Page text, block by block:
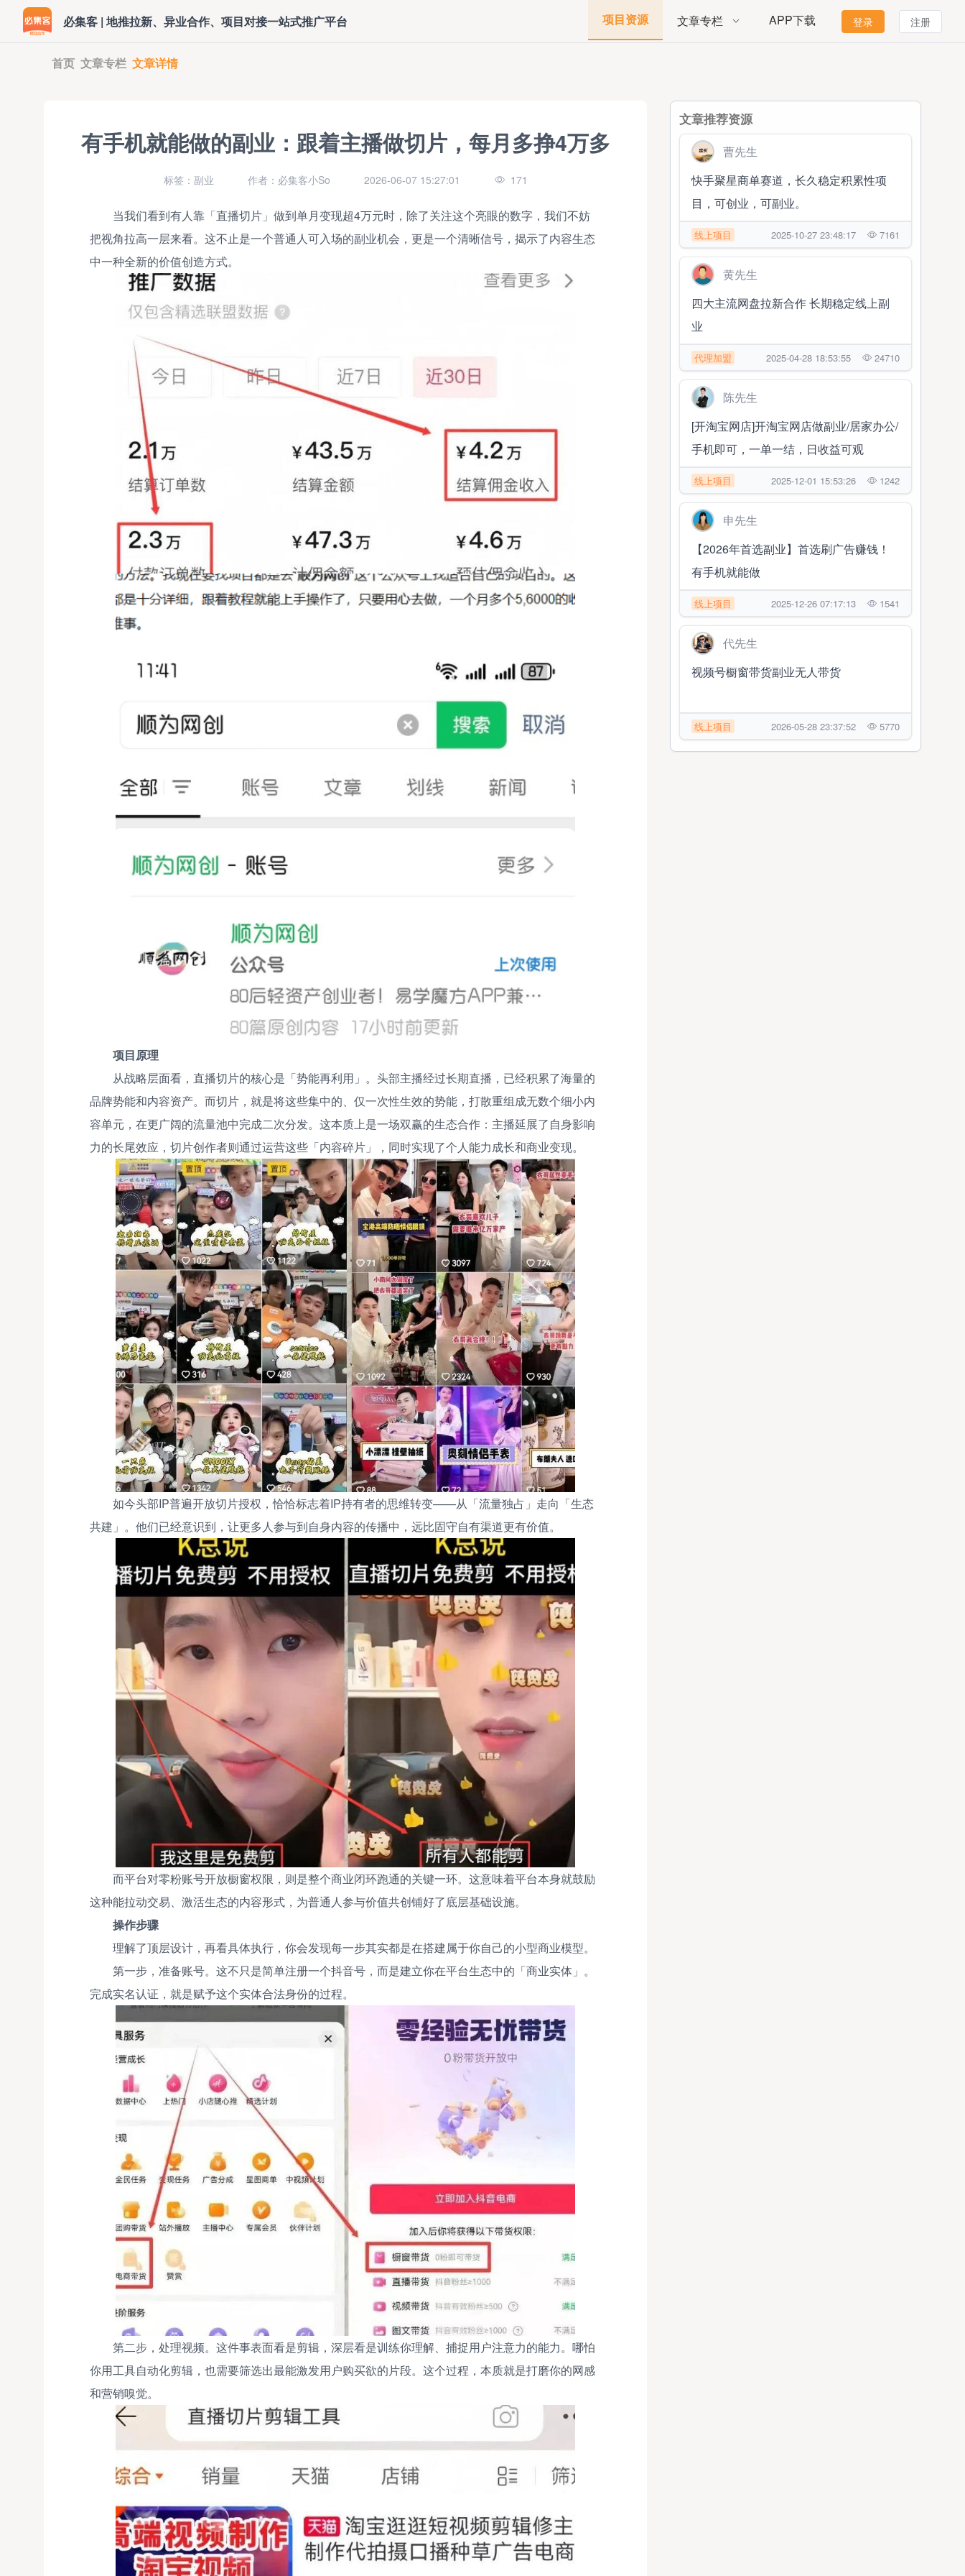
必集客 | 地推拉新、异业合作、项目对接一站式推广平台 项目资源 文章专栏 APP下载 登录 注册
首页 文章专栏 文章详情
有手机就能做的副业：跟着主播做切片，每月多挣4万多
标签：副业 作者：必集客小So 2026-06-07 15:27:01 171
当我们看到有人靠「直播切片」做到单月变现超4万元时，除了关注这个亮眼的数字，我们不妨
把视角拉高一层来看。这不止是一个普通人可入场的副业机会，更是一个清晰信号，揭示了内容生态
中一种全新的价值创造方式。
项目原理
从战略层面看，直播切片的核心是「势能再利用」。头部主播经过长期直播，已经积累了海量的
品牌势能和内容资产。而切片，就是将这些集中的、仅一次性生效的势能，打散重组成无数个细小内
容单元，在更广阔的流量池中完成二次分发。这本质上是一场双赢的生态合作：主播延展了自身影响
力的长尾效应，切片创作者则通过运营这些「内容碎片」，同时实现了个人能力成长和商业变现。
如今头部IP普遍开放切片授权，恰恰标志着IP持有者的思维转变——从「流量独占」走向「生态
共建」。他们已经意识到，让更多人参与到自身内容的传播中，远比固守自有渠道更有价值。
而平台对零粉账号开放橱窗权限，则是整个商业闭环跑通的关键一环。这意味着平台本身就鼓励
这种能拉动交易、激活生态的内容形式，为普通人参与价值共创铺好了底层基础设施。
操作步骤
理解了顶层设计，再看具体执行，你会发现每一步其实都是在搭建属于你自己的小型商业模型。
第一步，准备账号。这不只是简单注册一个抖音号，而是建立你在平台生态中的「商业实体」。
完成实名认证，就是赋予这个实体合法身份的过程。
第二步，处理视频。这件事表面看是剪辑，深层看是训练你理解、捕捉用户注意力的能力。哪怕
你用工具自动化剪辑，也需要筛选出最能激发用户购买欲的片段。这个过程，本质就是打磨你的网感
和营销嗅觉。
文章推荐资源
曹先生
快手聚星商单赛道，长久稳定积累性项
目，可创业，可副业。
线上项目 2025-10-27 23:48:17 7161
黄先生
四大主流网盘拉新合作 长期稳定线上副
业
代理加盟 2025-04-28 18:53:55 24710
陈先生
[开淘宝网店]开淘宝网店做副业/居家办公/
手机即可，一单一结，日收益可观
线上项目 2025-12-01 15:53:26 1242
申先生
【2026年首选副业】首选刷广告赚钱！
有手机就能做
线上项目 2025-12-26 07:17:13 1541
代先生
视频号橱窗带货副业无人带货
线上项目 2026-05-28 23:37:52 5770